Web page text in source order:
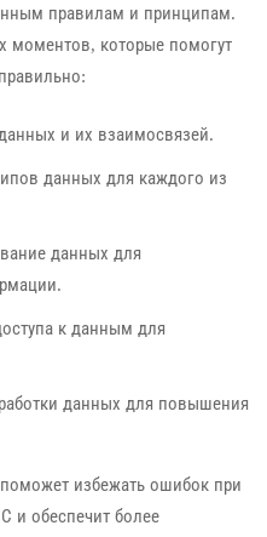
правилам и принципам.
моментов, которые помогут
и их взаимосвязей.
данных для каждого из
данных для
к данным для
данных для повышения
избежать ошибок при
и обеспечит более